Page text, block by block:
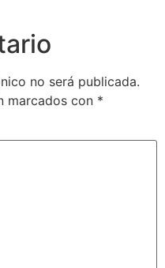
no será publicada.
marcados con *